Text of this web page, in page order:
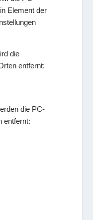
Element der
die
entfernt:
die PC-
entfernt: